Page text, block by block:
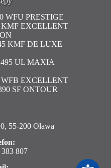
WFU PRESTIGE
KMF EXCELLENT
KMF DE LUXE
495 UL MAXIA
WFB EXCELLENT
SF ONTOUR
55-200 Oława
807